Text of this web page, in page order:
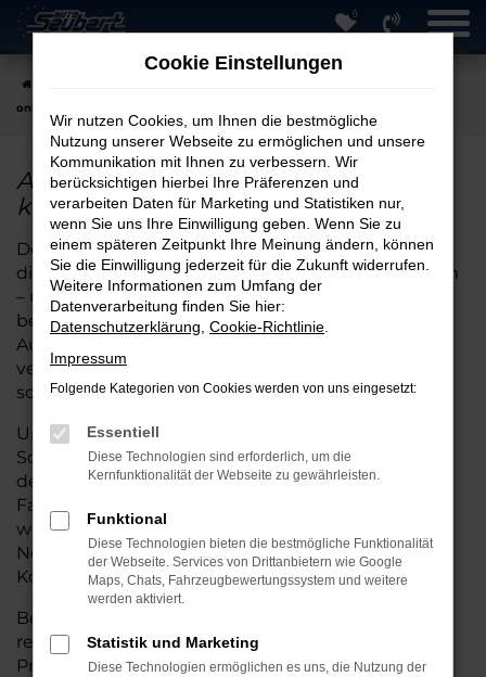
Zum
Hauptinhalt
springen
0
online kaufen
Audi Q3 Tageszulassung online
kaufen
Der Kauf eines Fahrzeugs mit Tageszulassung ist
die clevere Alternative zum klassischen Neuwagen
– und bei Auto Seubert GmbH in Straubing
besonders attraktiv. Wir bieten Ihnen eine große
Auswahl an Audi-Q3 Tageszulassungen, die sofort
verfügbar sind und mit voller Herstellergarantie
sowie modernster Ausstattung überzeugen.
Unsere langjährige Erfahrung und unser breites
Sortiment ermöglichen es uns, Sie kompetent bei
der Wahl des passenden Audi-Q3 zu beraten. Alle
Fahrzeuge mit Tageszulassung sind top gepflegt,
wenig bewegt und technisch wie optisch im
Neuwagenzustand – und das zu spürbar besseren
Konditionen.
Bei Auto Seubert GmbH profitieren Sie von
regelmäßigen Sonderaktionen, exklusiven
Preisvorteilen und maßgeschneiderten
Cookie Einstellungen
Wir nutzen Cookies, um Ihnen die bestmögliche
Nutzung unserer Webseite zu ermöglichen und unsere
Kommunikation mit Ihnen zu verbessern. Wir
berücksichtigen hierbei Ihre Präferenzen und
verarbeiten Daten für Marketing und Statistiken nur,
wenn Sie uns Ihre Einwilligung geben. Wenn Sie zu
einem späteren Zeitpunkt Ihre Meinung ändern, können
Sie die Einwilligung jederzeit für die Zukunft widerrufen.
Weitere Informationen zum Umfang der
Datenverarbeitung finden Sie hier:
Datenschutzerklärung Cookie-Richtlinie
Impressum
Folgende Kategorien von Cookies werden von uns eingesetzt:
Essentiell
Diese Technologien sind erforderlich, um die
Kernfunktionalität der Webseite zu gewährleisten.
Funktional
Diese Technologien bieten die bestmögliche Funktionalität
der Webseite. Services von Drittanbietern wie Google
Maps, Chats, Fahrzeugbewertungssystem und weitere
werden aktiviert.
Statistik und Marketing
Diese Technologien ermöglichen es uns, die Nutzung der